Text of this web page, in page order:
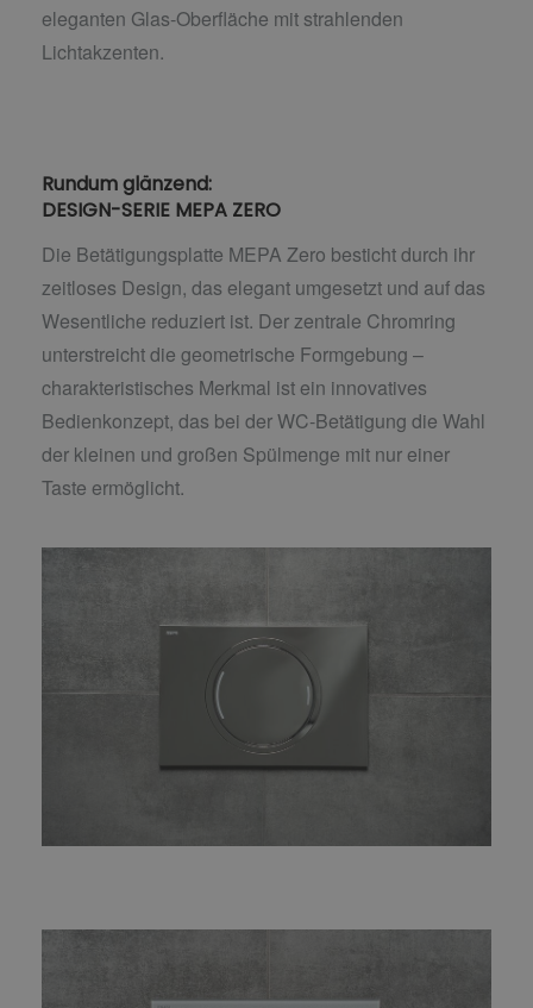
eleganten Glas-Oberfläche mit strahlenden
Lichtakzenten.
Rundum glänzend:
DESIGN-SERIE MEPA ZERO
Die Betätigungsplatte MEPA Zero besticht durch ihr
zeitloses Design, das elegant umgesetzt und auf das
Wesentliche reduziert ist. Der zentrale Chromring
unterstreicht die geometrische Formgebung –
charakteristisches Merkmal ist ein innovatives
Bedienkonzept, das bei der WC-Betätigung die Wahl
der kleinen und großen Spülmenge mit nur einer
Taste ermöglicht.